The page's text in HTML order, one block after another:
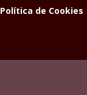
Política de Cookies